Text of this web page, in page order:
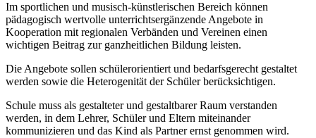
Im sportlichen und musisch-künstlerischen Bereich können
pädagogisch wertvolle unterrichtsergänzende Angebote in
Kooperation mit regionalen Verbänden und Vereinen einen
wichtigen Beitrag zur ganzheitlichen Bildung leisten.
Die Angebote sollen schülerorientiert und bedarfsgerecht gestaltet
werden sowie die Heterogenität der Schüler berücksichtigen.
Schule muss als gestalteter und gestaltbarer Raum verstanden
werden, in dem Lehrer, Schüler und Eltern miteinander
kommunizieren und das Kind als Partner ernst genommen wird.